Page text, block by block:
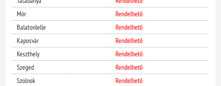
Mór
Rendelhető
Balatonlelle
Rendelhető
Kaposvár
Rendelhető
Keszthely
Rendelhető
Szeged
Rendelhető
Szolnok
Rendelhető